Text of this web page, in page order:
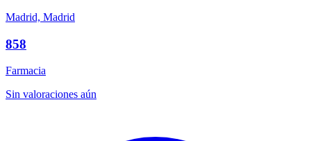
Madrid, Madrid
858
Farmacia
Sin valoraciones aún